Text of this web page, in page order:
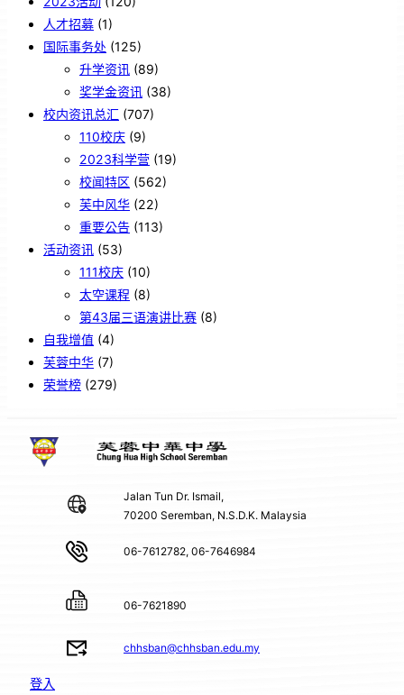
人才招募 (1)
国际事务处 (125)
升学资讯 (89)
奖学金资讯 (38)
校内资讯总汇 (707)
110校庆 (9)
2023科学营 (19)
校闻特区 (562)
芙中风华 (22)
重要公告 (113)
活动资讯 (53)
111校庆 (10)
太空课程 (8)
第43届三语演讲比赛 (8)
自我增值 (4)
芙蓉中华 (7)
荣誉榜 (279)
Jalan Tun Dr. Ismail,
70200 Seremban, N.S.D.K. Malaysia
06-7612782, 06-7646984
06-7621890
chhsban@chhsban.edu.my
登入